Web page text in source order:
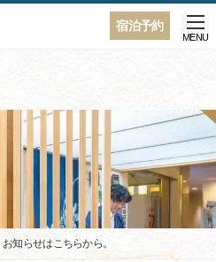
宿泊予約
MENU
知らせはこちらから。